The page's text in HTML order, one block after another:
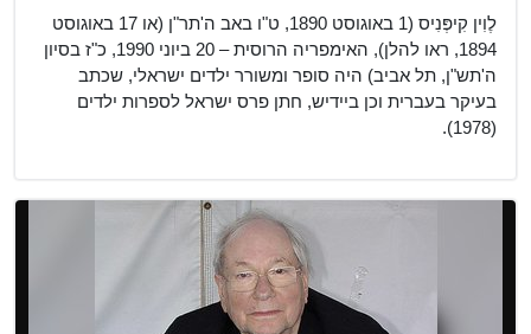
לֶוִין קִיפְּנִיס (1 באוגוסט 1890, ט"ו באב ה'תר"ן (או 17 באוגוסט
1894, ראו להלן), האימפריה הרוסית – 20 ביוני 1990, כ"ז בסיון
ה'תש"ן, תל אביב) היה סופר ומשורר ילדים ישראלי, שכתב
בעיקר בעברית וכן ביידיש, חתן פרס ישראל לספרות ילדים
(1978).